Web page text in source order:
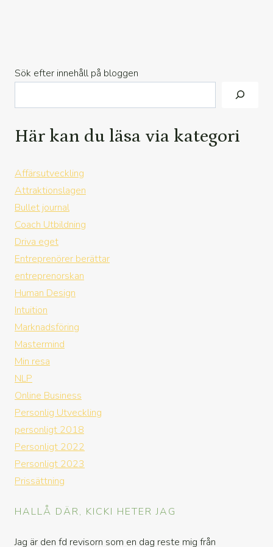
Sök efter innehåll på bloggen
Här kan du läsa via kategori
Affärsutveckling
Attraktionslagen
Bullet journal
Coach Utbildning
Driva eget
Entreprenörer berättar
entreprenorskan
Human Design
Intuition
Marknadsföring
Mastermind
Min resa
NLP
Online Business
Personlig Utveckling
personligt 2018
Personligt 2022
Personligt 2023
Prissättning
HALLÅ DÄR, KICKI HETER JAG
Jag är den fd revisorn som en dag reste mig från